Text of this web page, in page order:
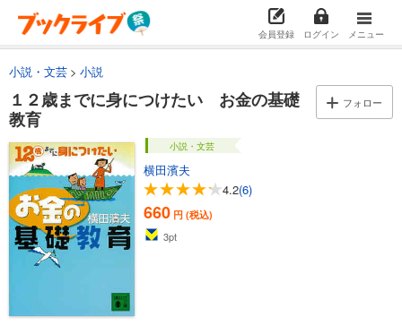
会員登録 ログイン メニュー
小説・文芸 小説
１２歳までに身につけたい お金の基礎
教育
フォロー
小説・文芸
横田濱夫
4.2(6)
660 円 (税込)
3pt